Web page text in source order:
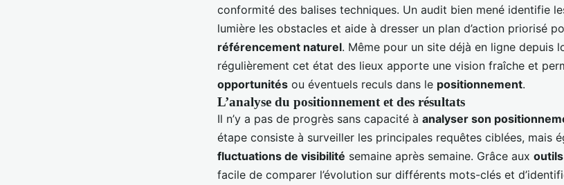
conformité des balises techniques. Un audit bien mené identifie
lumière les obstacles et aide à dresser un plan d’action priorisé
référencement naturel. Même pour un site déjà en ligne depuis
régulièrement cet état des lieux apporte une vision fraîche et
opportunités ou éventuels reculs dans le positionnement.
L’analyse du positionnement et des résultats
Il n’y a pas de progrès sans capacité à analyser son
étape consiste à surveiller les principales requêtes ciblées, mais
fluctuations de visibilité semaine après semaine. Grâce aux outils
facile de comparer l’évolution sur différents mots-clés et